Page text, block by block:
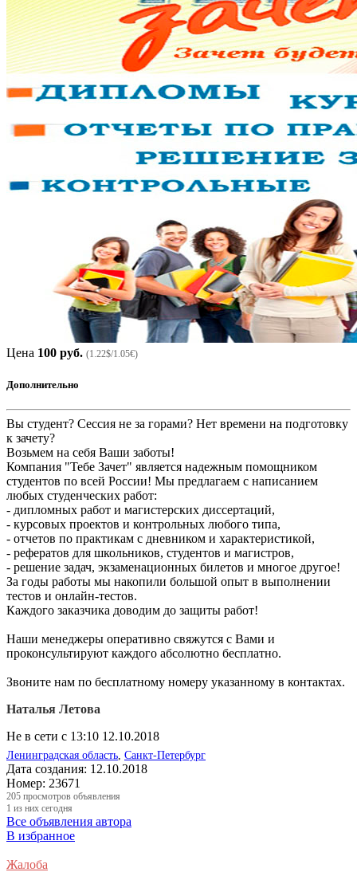
Цена 100 руб. (1.22$/1.05€)
Дополнительно
Вы студент? Сессия не за горами? Нет времени на подготовку
к зачету?
Возьмем на себя Ваши заботы!
Компания "Тебе Зачет" является надежным помощником
студентов по всей России! Мы предлагаем с написанием
любых студенческих работ:
- дипломных работ и магистерских диссертаций,
- курсовых проектов и контрольных любого типа,
- отчетов по практикам с дневником и характеристикой,
- рефератов для школьников, студентов и магистров,
- решение задач, экзаменационных билетов и многое другое!
За годы работы мы накопили большой опыт в выполнении
тестов и онлайн-тестов.
Каждого заказчика доводим до защиты работ!
Наши менеджеры оперативно свяжутся с Вами и
проконсультируют каждого абсолютно бесплатно.
Звоните нам по бесплатному номеру указанному в контактах.
Наталья Летова
Не в сети с 13:10 12.10.2018
Ленинградская область Санкт-Петербург
Дата создания: 12.10.2018
Номер: 23671
205 просмотров объявления
1 из них сегодня
Все объявления автора
В избранное
Жалоба